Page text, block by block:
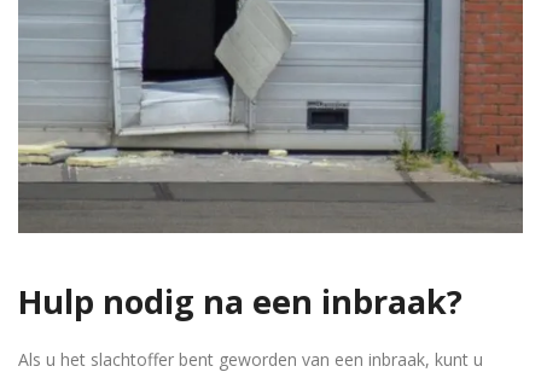
Hulp nodig na een inbraak?
Als u het slachtoffer bent geworden van een inbraak, kunt u